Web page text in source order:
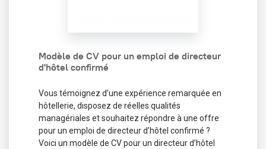
Modèle de CV pour un emploi de directeur
d'hôtel confirmé
Vous témoignez d’une expérience remarquée en
hôtellerie, disposez de réelles qualités
managériales et souhaitez répondre à une offre
pour un emploi de directeur d’hôtel confirmé ?
Voici un modèle de CV pour un directeur d’hôtel